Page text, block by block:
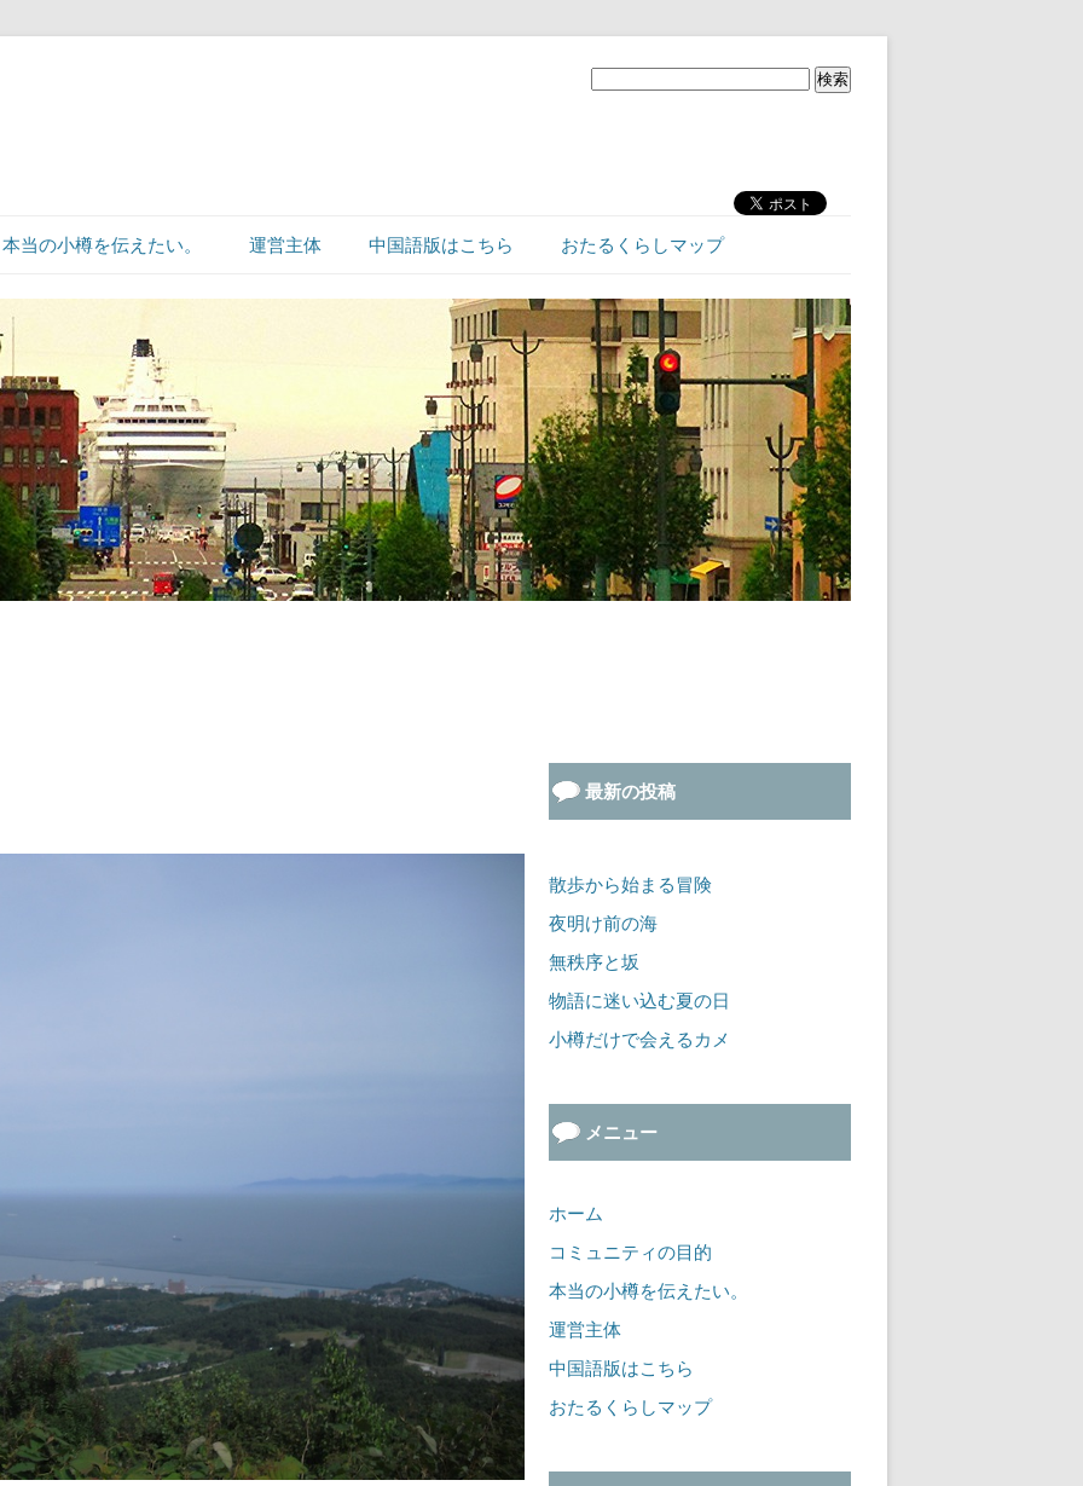
本当の小樽を伝えたい。 運営主体 中国語版はこちら おたるくらしマップ
最新の投稿
散歩から始まる冒険
夜明け前の海
無秩序と坂
物語に迷い込む夏の日
小樽だけで会えるカメ
メニュー
ホーム
コミュニティの目的
本当の小樽を伝えたい。
運営主体
中国語版はこちら
おたるくらしマップ